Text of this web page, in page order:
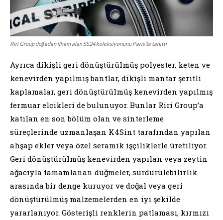
Riri Group doğadan ilham alan SS24 koleksiyonunu Paris’te tanıttı
Ayrıca dikişli geri dönüştürülmüş polyester, keten ve
kenevirden yapılmış bantlar, dikişli mantar şeritli
kaplamalar, geri dönüştürülmüş kenevirden yapılmış
fermuar elcikleri de bulunuyor. Bunlar Riri Group’a
katılan en son bölüm olan ve sinterleme
süreçlerinde uzmanlaşan K4Sint tarafından yapılan
ahşap ekler veya özel seramik işçiliklerle üretiliyor.
Geri dönüştürülmüş kenevirden yapılan veya zeytin
ağacıyla tamamlanan düğmeler, sürdürülebilirlik
arasında bir denge kuruyor ve doğal veya geri
dönüştürülmüş malzemelerden en iyi şekilde
yararlanıyor. Gösterişli renklerin patlaması, kırmızı